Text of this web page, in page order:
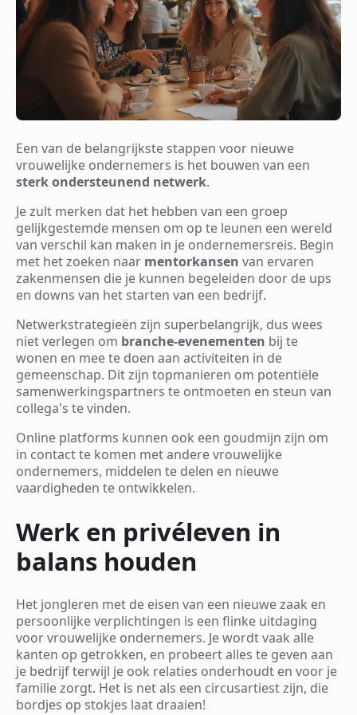
Een van de belangrijkste stappen voor nieuwe
vrouwelijke ondernemers is het bouwen van een
sterk ondersteunend netwerk.
Je zult merken dat het hebben van een groep
gelijkgestemde mensen om op te leunen een wereld
van verschil kan maken in je ondernemersreis. Begin
met het zoeken naar mentorkansen van ervaren
zakenmensen die je kunnen begeleiden door de ups
en downs van het starten van een bedrijf.
Netwerkstrategieën zijn superbelangrijk, dus wees
niet verlegen om branche-evenementen bij te
wonen en mee te doen aan activiteiten in de
gemeenschap. Dit zijn topmanieren om potentiële
samenwerkingspartners te ontmoeten en steun van
collega's te vinden.
Online platforms kunnen ook een goudmijn zijn om
in contact te komen met andere vrouwelijke
ondernemers, middelen te delen en nieuwe
vaardigheden te ontwikkelen.
Werk en privéleven in
balans houden
Het jongleren met de eisen van een nieuwe zaak en
persoonlijke verplichtingen is een flinke uitdaging
voor vrouwelijke ondernemers. Je wordt vaak alle
kanten op getrokken, en probeert alles te geven aan
je bedrijf terwijl je ook relaties onderhoudt en voor je
familie zorgt. Het is net als een circusartiest zijn, die
bordjes op stokjes laat draaien!